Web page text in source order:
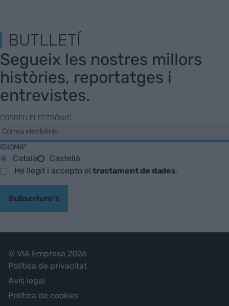
BUTLLETÍ
Segueix les nostres millors
històries, reportatges i
entrevistes.
CORREU ELECTRÒNIC
IDIOMA*
Català
Castellà
He llegit i accepto eltractament de dades.
Subscriure's
© VIA Empresa 2026
Política de privacitat
Avís legal
Política de cookies